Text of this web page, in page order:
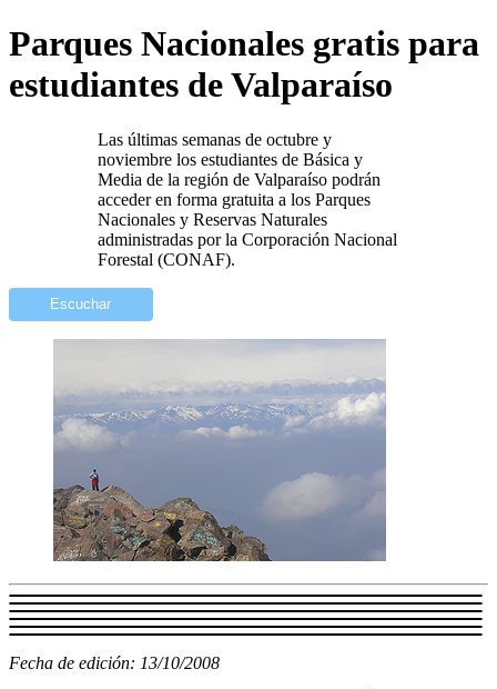
Parques Nacionales gratis para
estudiantes de Valparaíso
Las últimas semanas de octubre y
noviembre los estudiantes de Básica y
Media de la región de Valparaíso podrán
acceder en forma gratuita a los Parques
Nacionales y Reservas Naturales
administradas por la Corporación Nacional
Forestal (CONAF).
Escuchar
Fecha de edición: 13/10/2008